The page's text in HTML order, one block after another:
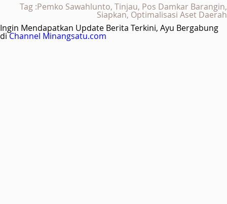
Tag :Pemko Sawahlunto, Tinjau, Pos Damkar Barangin,
Siapkan, Optimalisasi Aset Daerah
Ingin Mendapatkan Update Berita Terkini, Ayu Bergabung
diChannel Minangsatu.com